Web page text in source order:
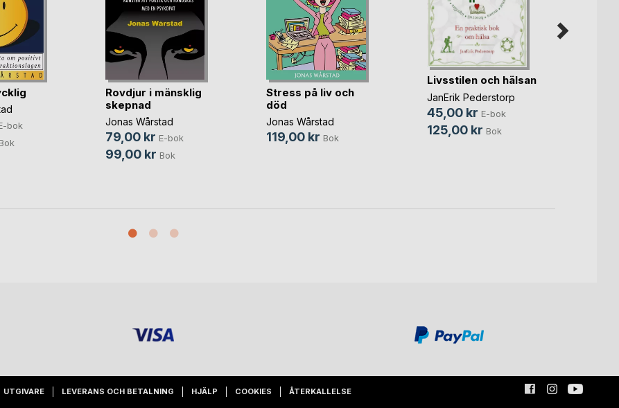
bok
Bok
Rovdjur i mänsklig
skepnad
Jonas Wårstad
79,00 kr E-bok
99,00 kr Bok
Stress på liv och
död
Jonas Wårstad
119,00 kr Bok
Livsstilen och hälsan
JanErik Pederstorp
45,00 kr E-bok
125,00 kr Bok
UTGIVARE LEVERANS OCH BETALNING HJÄLP COOKIES ÅTERKALLELSE